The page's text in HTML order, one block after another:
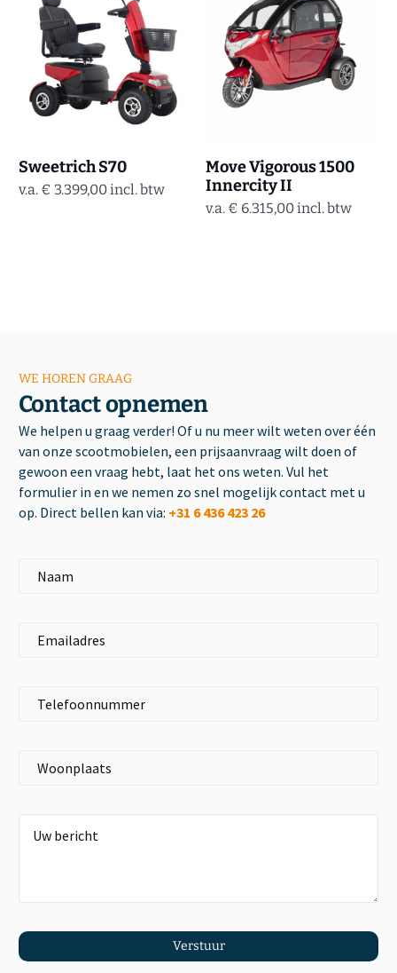
Sweetrich S70
v.a. € 3.399,00incl. btw
Move Vigorous 1500
Innercity II
v.a. € 6.315,00incl. btw
Contact opnemen
WE HOREN GRAAG
We helpen u graag verder! Of u nu meer wilt weten over één
van onze scootmobielen, een prijsaanvraag wilt doen of
gewoon een vraag hebt, laat het ons weten. Vul het
formulier in en we nemen zo snel mogelijk contact met u
op. Direct bellen kan via: +31 6 436 423 26
Verstuur